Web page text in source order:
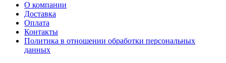
О компании
Доставка
Оплата
Контакты
Политика в отношении обработки персональных
данных